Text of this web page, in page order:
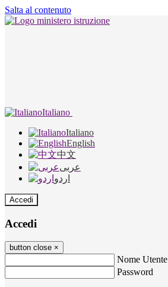
Salta al contenuto
Italiano
Italiano
English
中文
عربى
اردو
Accedi
Accedi
button close ×
Nome Utente
Password